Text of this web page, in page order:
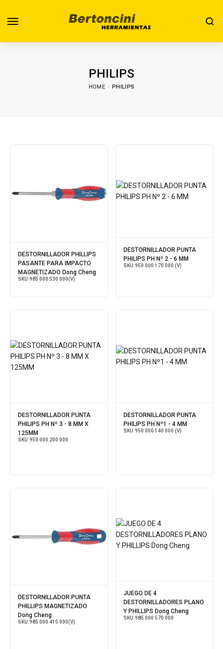
PHILIPS
HOME PHILIPS
DESTORNILLADOR PHILLIPS
PASANTE PARA IMPACTO
MAGNETIZADO Dong Cheng
SKU:985 000 530 000(V)
DESTORNILLADOR PUNTA
PHILIPS PH Nº 2 - 6 MM
SKU:950 000 170 000 (V)
DESTORNILLADOR PUNTA
PHILIPS PH Nº 3 - 8 MM X
125MM
SKU:950 000 200 000
DESTORNILLADOR PUNTA
PHILIPS PH Nº1 - 4 MM
SKU:950 000 140 000 (V)
DESTORNILLADOR PUNTA
PHILLIPS MAGNETIZADO
Dong Cheng
SKU:985 000 415 000(V)
JUEGO DE 4
DESTORNILLADORES PLANO
Y PHILLIPS Dong Cheng
SKU:985 000 570 000